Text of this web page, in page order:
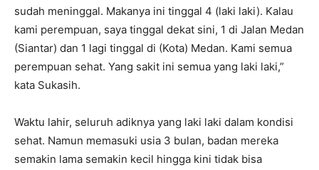
sudah meninggal. Makanya ini tinggal 4 (laki laki). Kalau
kami perempuan, saya tinggal dekat sini, 1 di Jalan Medan
(Siantar) dan 1 lagi tinggal di (Kota) Medan. Kami semua
perempuan sehat. Yang sakit ini semua yang laki laki,”
kata Sukasih.
Waktu lahir, seluruh adiknya yang laki laki dalam kondisi
sehat. Namun memasuki usia 3 bulan, badan mereka
semakin lama semakin kecil hingga kini tidak bisa